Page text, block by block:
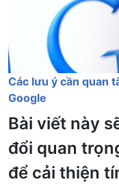
Các lưu ý cần quan
Google
Bài viết này
đổi quan
để cải thiện